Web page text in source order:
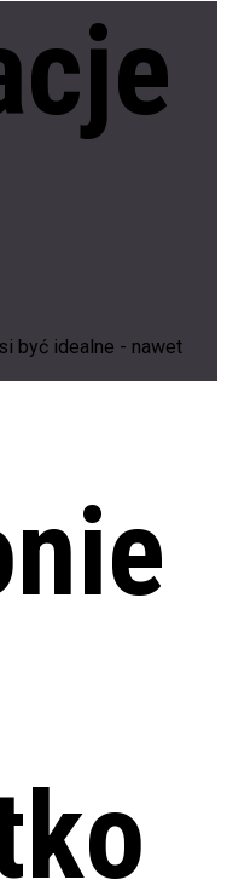
być idealne - nawet